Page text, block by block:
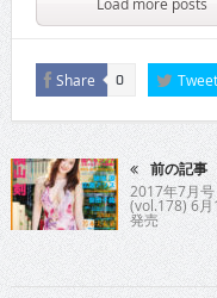
Share 0 Tweet
前の記事
2017年7月号
(vol.178) 6月
発売